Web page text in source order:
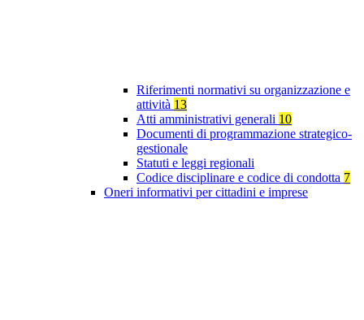
Riferimenti normativi su organizzazione e
attività 13
Atti amministrativi generali 10
Documenti di programmazione strategico-
gestionale
Statuti e leggi regionali
Codice disciplinare e codice di condotta 7
Oneri informativi per cittadini e imprese